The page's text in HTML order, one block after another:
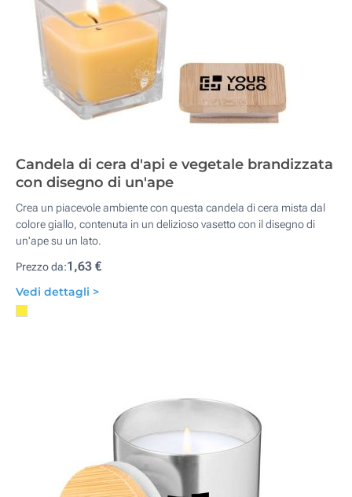
Candela di cera d'api e vegetale brandizzata
con disegno di un'ape
Crea un piacevole ambiente con questa candela di cera mista dal
colore giallo, contenuta in un delizioso vasetto con il disegno di
un'ape su un lato.
Prezzo da:1,63 €
Vedi dettagli >